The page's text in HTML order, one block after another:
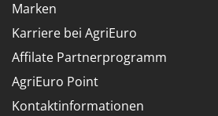
Santos
Sbaraglia
Schnitzer
Seven Italy
Shark
Marken
Karriere bei AgriEuro
Affilate Partnerprogramm
AgriEuro Point
Kontaktinformationen